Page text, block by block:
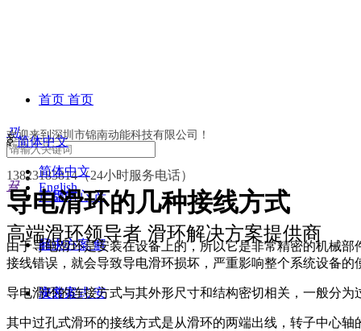
首页 首页
关于锦南
于锦南
产品中心 产
品中心
解决方案 解
决方案
安装方式 安
끠
联系方式
13823183814（24小时服务电话）
뀰
高端滑环领导者 滑环解决方案提供商
欢迎来到深圳市锦南动能科技有限公司！
ꀅ 简体中文
简体中文
English
导电滑环的几种接线方式
由于导电滑环是安装在设备上的，所以它是非常精密的机械
接线错误，就会导致导电滑环损坏，严重影响整个系统设备
导电滑环的连接方式与其外形尺寸和结构密切相关，一般分
其中过孔式滑环的接线方式是从滑环的两端出线，转子中心